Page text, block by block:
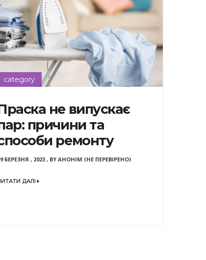
category
не випускає
причини та
ремонту
БЕРЕЗНЯ , 2023, BY АНОНІМ (НЕ ПЕРЕВІРЕНО)
ДАЛІ